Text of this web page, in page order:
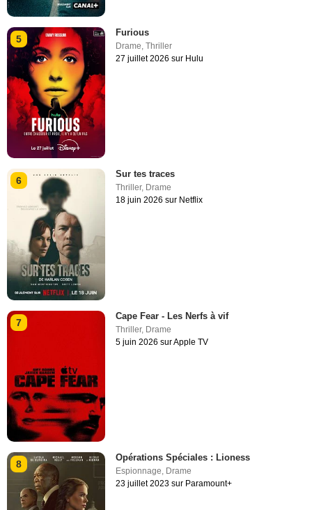
5
Furious
Drame,Thriller
27 juillet 2026 sur Hulu
6
Sur tes traces
Thriller, Drame
18 juin 2026 sur Netflix
7
Cape Fear - Les Nerfs à vif
Thriller, Drame
5 juin 2026 sur Apple TV
8
Opérations Spéciales : Lioness
Espionnage, Drame
23 juillet 2023 sur Paramount+